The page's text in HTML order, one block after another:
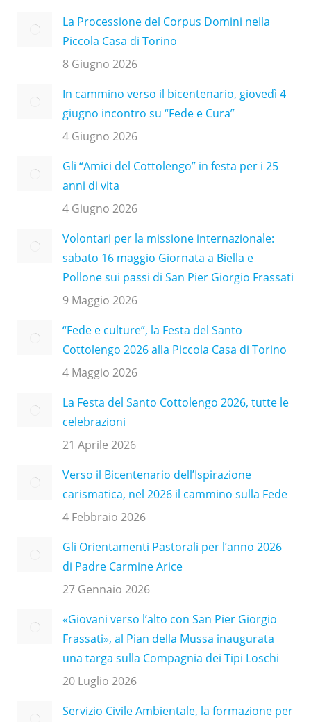
La Processione del Corpus Domini nella
Piccola Casa di Torino
8 Giugno 2026
In cammino verso il bicentenario, giovedì 4
giugno incontro su “Fede e Cura”
4 Giugno 2026
Gli “Amici del Cottolengo” in festa per i 25
anni di vita
4 Giugno 2026
Volontari per la missione internazionale:
sabato 16 maggio Giornata a Biella e
Pollone sui passi di San Pier Giorgio Frassati
9 Maggio 2026
“Fede e culture”, la Festa del Santo
Cottolengo 2026 alla Piccola Casa di Torino
4 Maggio 2026
La Festa del Santo Cottolengo 2026, tutte le
celebrazioni
21 Aprile 2026
Verso il Bicentenario dell’Ispirazione
carismatica, nel 2026 il cammino sulla Fede
4 Febbraio 2026
Gli Orientamenti Pastorali per l’anno 2026
di Padre Carmine Arice
27 Gennaio 2026
«Giovani verso l’alto con San Pier Giorgio
Frassati», al Pian della Mussa inaugurata
una targa sulla Compagnia dei Tipi Loschi
20 Luglio 2026
Servizio Civile Ambientale, la formazione per